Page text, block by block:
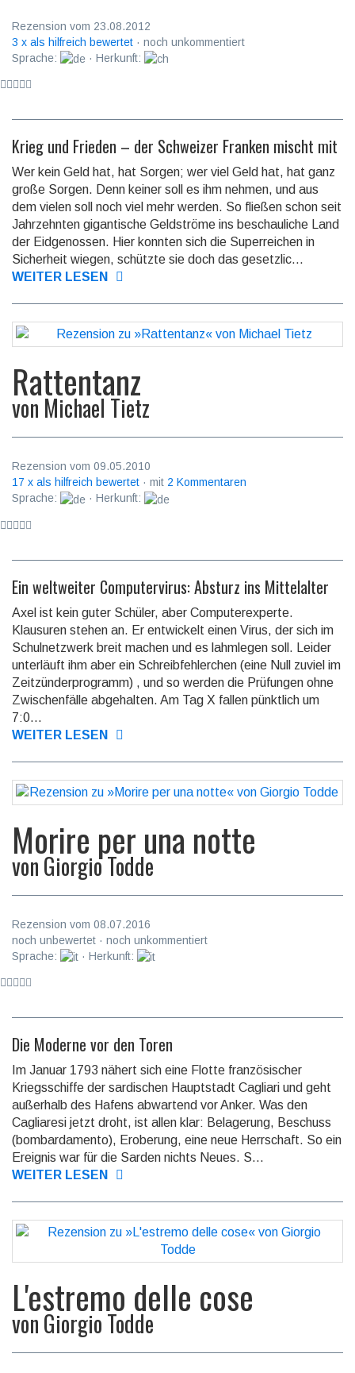
Rezension vom 23.08.2012
3 x als hilfreich bewertet · noch unkommentiert
Sprache:
· Herkunft:
Krieg und Frieden – der Schweizer Franken mischt mit
Wer kein Geld hat, hat Sorgen; wer viel Geld hat, hat ganz
große Sorgen. Denn keiner soll es ihm nehmen, und aus
dem vielen soll noch viel mehr werden. So fließen schon seit
Jahrzehnten gigantische Geldströme ins beschauliche Land
der Eidgenossen. Hier konnten sich die Superreichen in
Sicherheit wiegen, schützte sie doch das gesetzlic...
WEITER LESEN
Rattentanz
von Michael Tietz
Rezension vom 09.05.2010
17 x als hilfreich bewertet · mit 2 Kommentaren
Sprache:
· Herkunft:
Ein weltweiter Computervirus: Absturz ins Mittelalter
Axel ist kein guter Schüler, aber Computerexperte.
Klausuren stehen an. Er entwickelt einen Virus, der sich im
Schulnetzwerk breit machen und es lahmlegen soll. Leider
unterläuft ihm aber ein Schreibfehlerchen (eine Null zuviel im
Zeitzünderprogramm) , und so werden die Prüfungen ohne
Zwischenfälle abgehalten. Am Tag X fallen pünktlich um
7:0...
WEITER LESEN
Morire per una notte
vonGiorgio Todde
Rezension vom 08.07.2016
noch unbewertet · noch unkommentiert
Sprache:
· Herkunft:
Die Moderne vor den Toren
Im Januar 1793 nähert sich eine Flotte französischer
Kriegs­schiffe der sardischen Haupt­stadt Cagliari und geht
außer­halb des Hafens ab­war­tend vor Anker. Was den
Caglia­resi jetzt droht, ist allen klar: Belage­rung, Beschuss
(bom­barda­mento), Er­obe­rung, eine neue Herr­schaft. So ein
Ereignis war für die Sarden nichts Neues. S...
WEITER LESEN
L'estremo delle cose
vonGiorgio Todde